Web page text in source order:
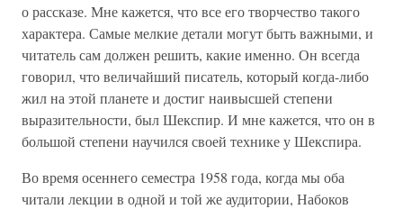
о рассказе. Мне кажется, что все его творчество такого
характера. Самые мелкие детали могут быть важными, и
читатель сам должен решить, какие именно. Он всегда
говорил, что величайший писатель, который когда-либо
жил на этой планете и достиг наивысшей степени
выразительности, был Шекспир. И мне кажется, что он в
большой степени научился своей технике у Шекспира.
Во время осеннего семестра 1958 года, когда мы оба
читали лекции в одной и той же аудитории, Набоков